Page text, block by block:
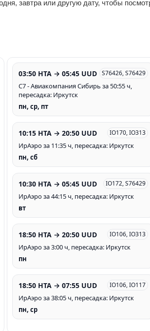
завтра или другую дату, чтобы
03:50 HTA → 05:45 UUD S76426, S76429
С7 - Авиакомпания Сибирь за 50:55 ч,
пересадка: Иркутск
пн, ср, пт
10:15 HTA → 20:50 UUD IO170, IO313
ИрАэро за 11:35 ч, пересадка: Иркутск
пн, сб
10:30 HTA → 05:45 UUD IO172, S76429
ИрАэро за 44:15 ч, пересадка: Иркутск
вт
18:50 HTA → 20:50 UUD IO106, IO313
ИрАэро за 3:00 ч, пересадка: Иркутск
пн
18:50 HTA → 07:55 UUD IO106, IO117
ИрАэро за 38:05 ч, пересадка: Иркутск
пн, ср